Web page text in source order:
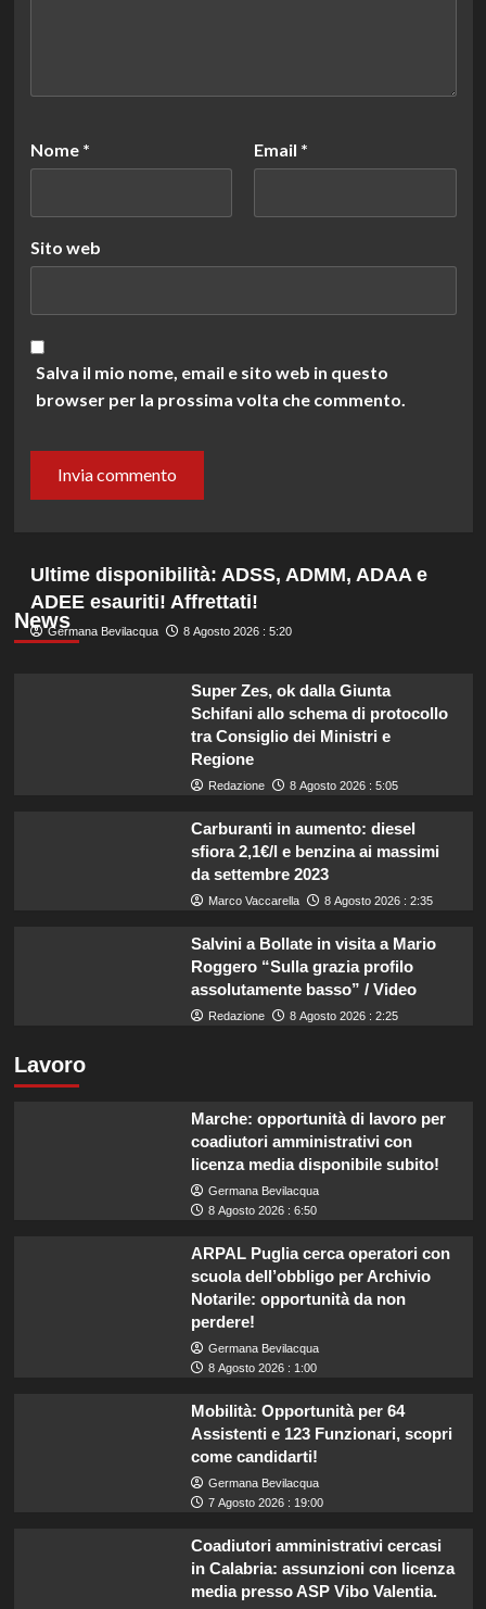
Nome * Email *
Sito web
Salva il mio nome, email e sito web in questo
browser per la prossima volta che commento.
News
Ultime disponibilità: ADSS, ADMM, ADAA e
ADEE esauriti! Affrettati!
Germana Bevilacqua 8 Agosto 2026 : 5:20
Super Zes, ok dalla Giunta
Schifani allo schema di protocollo
tra Consiglio dei Ministri e
Regione
Redazione 8 Agosto 2026 : 5:05
Carburanti in aumento: diesel
sfiora 2,1€/l e benzina ai massimi
da settembre 2023
Marco Vaccarella 8 Agosto 2026 : 2:35
Salvini a Bollate in visita a Mario
Roggero “Sulla grazia profilo
assolutamente basso” / Video
Redazione 8 Agosto 2026 : 2:25
Lavoro
Marche: opportunità di lavoro per
coadiutori amministrativi con
licenza media disponibile subito!
Germana Bevilacqua
8 Agosto 2026 : 6:50
ARPAL Puglia cerca operatori con
scuola dell’obbligo per Archivio
Notarile: opportunità da non
perdere!
Germana Bevilacqua
8 Agosto 2026 : 1:00
Mobilità: Opportunità per 64
Assistenti e 123 Funzionari, scopri
come candidarti!
Germana Bevilacqua
7 Agosto 2026 : 19:00
Coadiutori amministrativi cercasi
in Calabria: assunzioni con licenza
media presso ASP Vibo Valentia.